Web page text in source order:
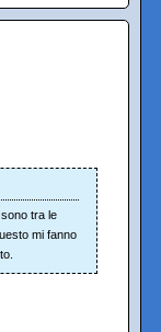
tra le
mi fanno